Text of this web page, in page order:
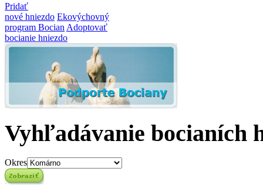
Pridať
nové hniezdo Ekovýchovný
program Bocian Adoptovať
bocianie hniezdo
Vyhľadávanie bocianích
Okres